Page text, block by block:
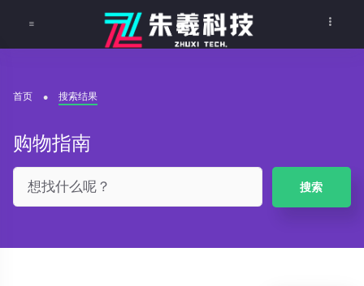
首页 搜索结果
购物指南
搜索